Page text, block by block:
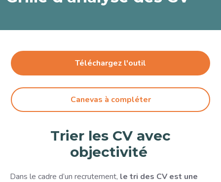
Téléchargez l'outil
Canevas à compléter
Trier les CV avec
objectivité
Dans le cadre d’un recrutement, le tri des CV est une